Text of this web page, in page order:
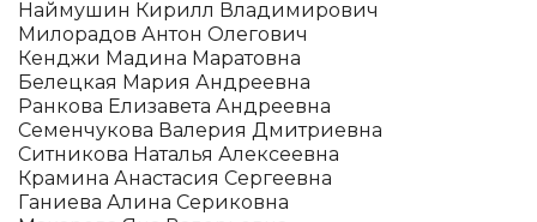
Наймушин Кирилл Владимирович
Милорадов Антон Олегович
Кенджи Мадина Маратовна
Белецкая Мария Андреевна
Ранкова Елизавета Андреевна
Семенчукова Валерия Дмитриевна
Ситникова Наталья Алексеевна
Крамина Анастасия Сергеевна
Ганиева Алина Сериковна